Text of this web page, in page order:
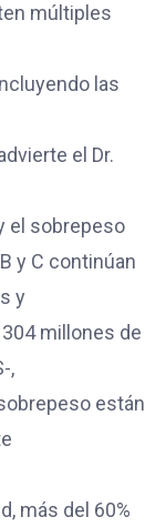
múltiples
las
el Dr.
el sobrepeso
y C continúan
y
millones de
,
están
más del 60%